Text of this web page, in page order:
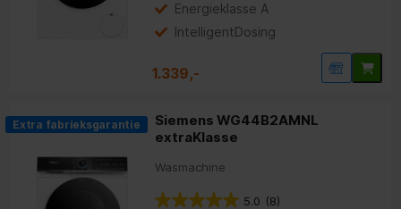
Energieklasse A
IntelligentDosing
1.339,-
Extra fabrieksgarantie
Siemens WG44B2AMNL
extraKlasse
Wasmachine
5.0 (8)